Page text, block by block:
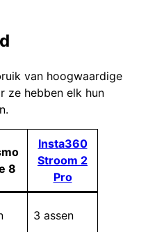
van hoogwaardige
ze hebben elk hun
8
Insta360
Stroom 2
Pro
3 assen